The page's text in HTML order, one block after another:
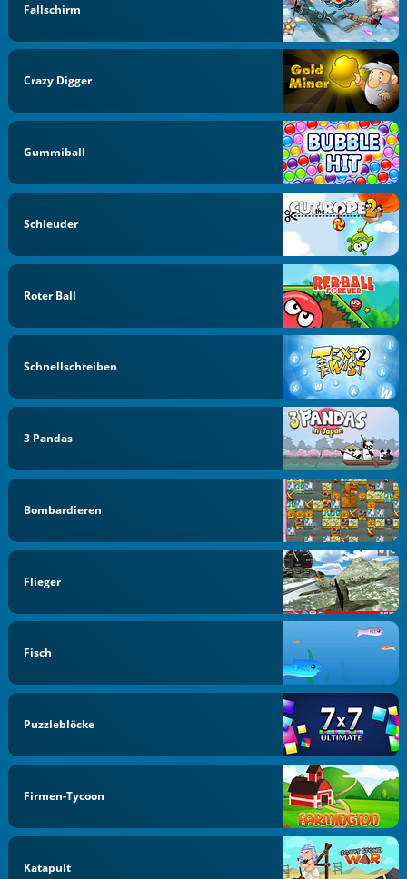
Fallschirm
Crazy Digger
Gummiball
Schleuder
Roter Ball
Schnellschreiben
3 Pandas
Bombardieren
Flieger
Fisch
Puzzleblöcke
Firmen-Tycoon
Katapult